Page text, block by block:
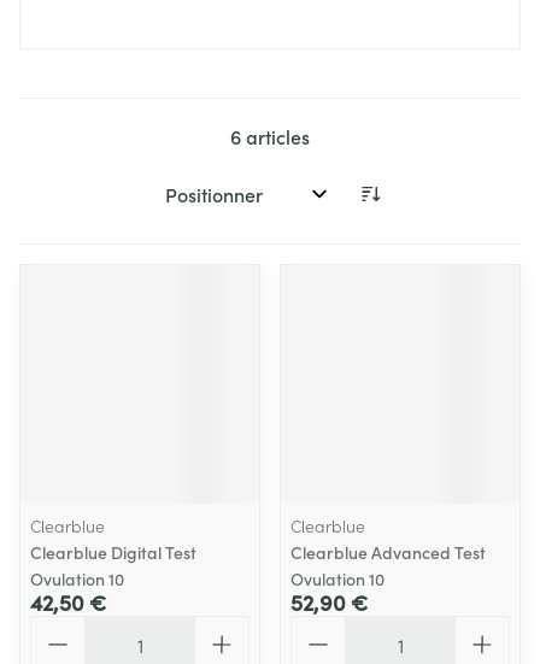
6articles
Trier par:
Clearblue
Clearblue Digital Test
Ovulation 10
42,50 €
Clearblue
Clearblue Advanced Test
Ovulation 10
52,90 €